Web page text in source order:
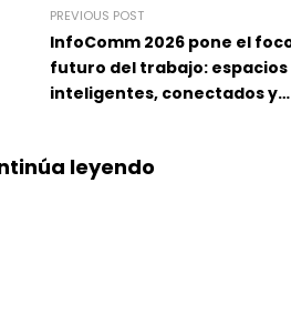
PREVIOUS POST
InfoComm 2026 pone el
futuro del trabajo: espacios
inteligentes, conectados y
leyendo